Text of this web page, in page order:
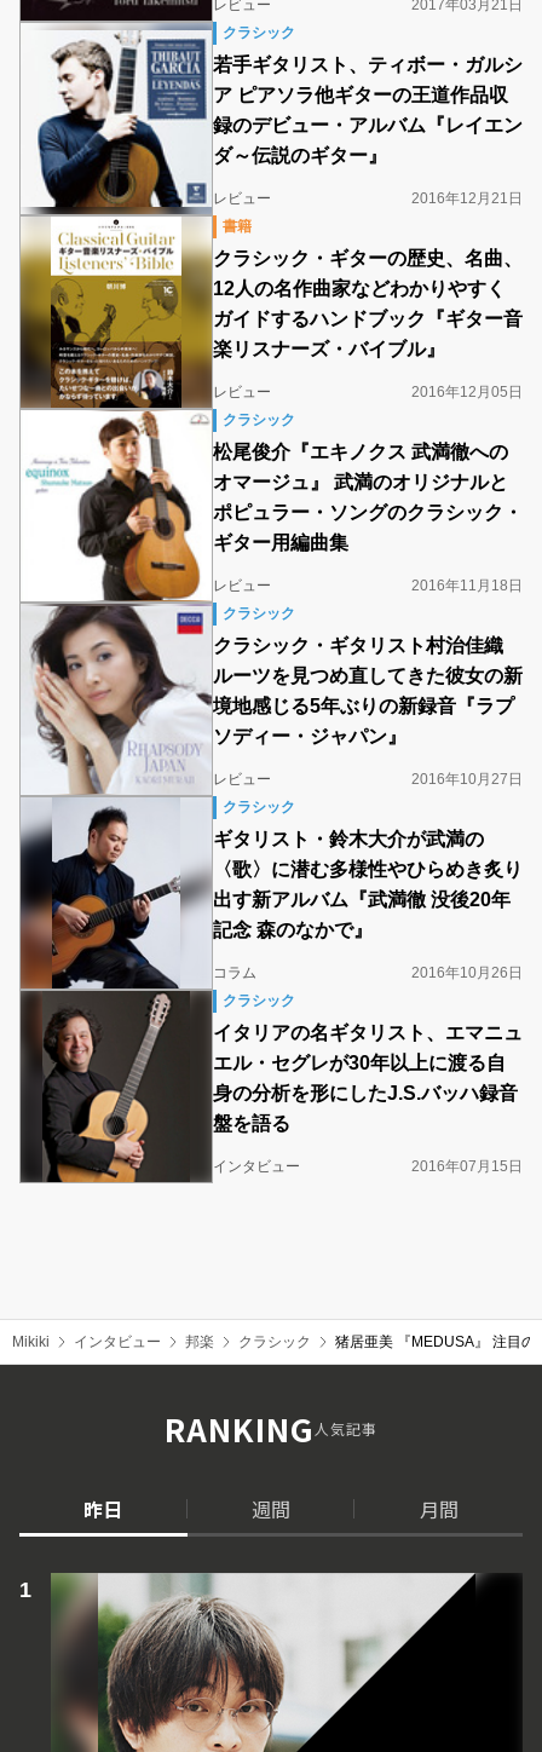
レビュー
2017年03月21日
クラシック
若手ギタリスト、ティボー・ガルシ
ア ピアソラ他ギターの王道作品収
録のデビュー・アルバム『レイエン
ダ～伝説のギター』
レビュー
2016年12月21日
書籍
クラシック・ギターの歴史、名曲、
12人の名作曲家などわかりやすく
ガイドするハンドブック『ギター音
楽リスナーズ・バイブル』
レビュー
2016年12月05日
クラシック
松尾俊介『エキノクス 武満徹への
オマージュ』 武満のオリジナルと
ポピュラー・ソングのクラシック・
ギター用編曲集
レビュー
2016年11月18日
クラシック
クラシック・ギタリスト村治佳織
ルーツを見つめ直してきた彼女の新
境地感じる5年ぶりの新録音『ラプ
ソディー・ジャパン』
レビュー
2016年10月27日
クラシック
ギタリスト・鈴木大介が武満の
〈歌〉に潜む多様性やひらめき炙り
出す新アルバム『武満徹 没後20年
記念 森のなかで』
コラム
2016年10月26日
クラシック
イタリアの名ギタリスト、エマニュ
エル・セグレが30年以上に渡る自
身の分析を形にしたJ.S.バッハ録音
盤を語る
インタビュー 2016年07月15日
Mikiki インタビュー 邦楽 クラシック 猪居亜美 『MEDUSA』 注目
RANKING人気記事
昨日 週間 月間